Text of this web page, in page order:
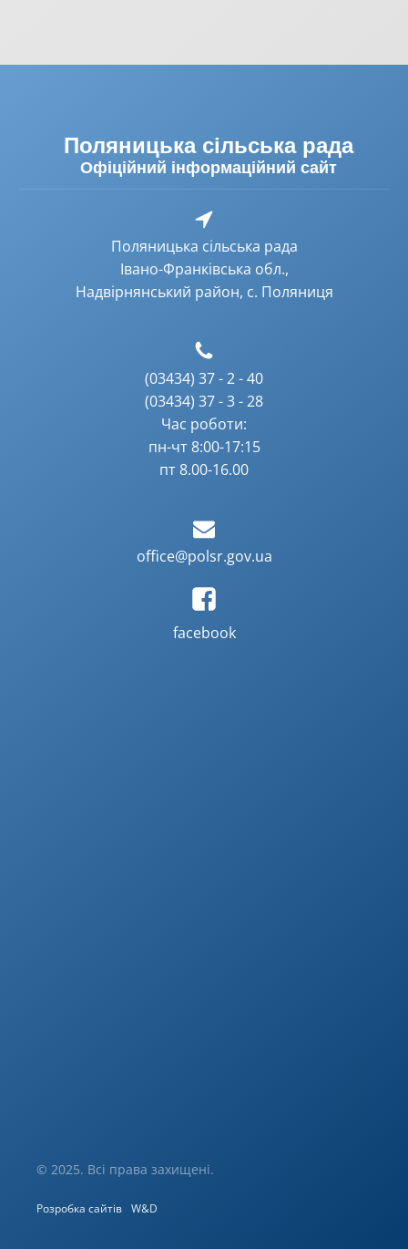
Поляницька сільська рада
Офіційний інформаційний сайт
Поляницька сільська рада
Івано-Франківська обл.,
Надвірнянський район, с. Поляниця
(03434) 37 - 2 - 40
(03434) 37 - 3 - 28
Час роботи:
пн-чт 8:00-17:15
пт 8.00-16.00
office@polsr.gov.ua
facebook
© 2025. Всі права захищені.
Розробка сайтів W&D